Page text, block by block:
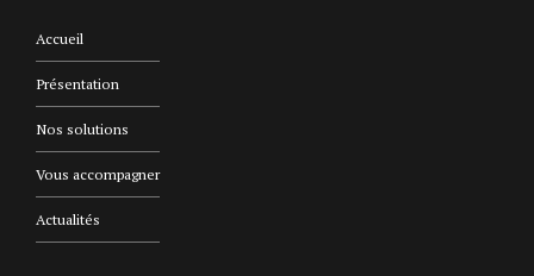
Accueil
Présentation
Nos solutions
Vous accompagner
Actualités